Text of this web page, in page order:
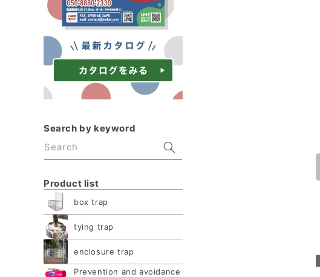
Search by keyword
Search
Product list
box trap
tying trap
enclosure trap
Prevention and avoidance